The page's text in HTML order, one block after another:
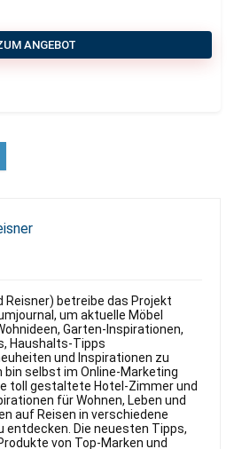
ANGEBOT
Reisner) betreibe das Projekt
um aktuelle Möbel
Garten-Inspirationen,
Haushalts-Tipps
und Inspirationen zu
bin selbst im Online-Marketing
toll gestaltete Hotel-Zimmer und
für Wohnen, Leben und
auf Reisen in verschiedene
entdecken. Die neuesten Tipps,
von Top-Marken und